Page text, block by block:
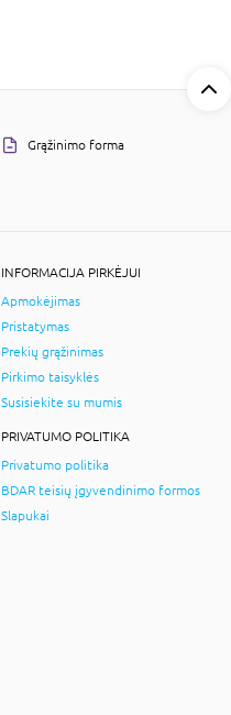
Grąžinimo forma
INFORMACIJA PIRKĖJUI
Apmokėjimas
Pristatymas
Prekių grąžinimas
Pirkimo taisyklės
Susisiekite su mumis
PRIVATUMO POLITIKA
Privatumo politika
BDAR teisių įgyvendinimo formos
Slapukai